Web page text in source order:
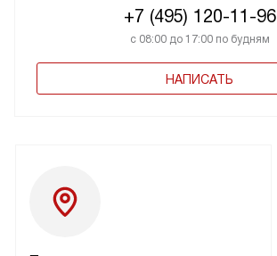
+7 (495) 120-11-96
с 08:00 до 17:00 по будням
НАПИСАТЬ